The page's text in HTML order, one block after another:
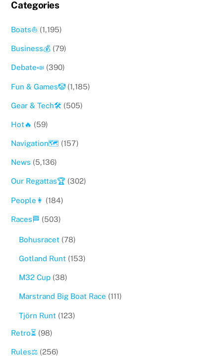
Categories
Boats⛵️ (1,195)
Business💰 (79)
Debate📣 (390)
Fun & Games🤡(1,185)
Gear & Tech🛠 (505)
Hot🔥 (59)
Navigation🗺 (157)
News (5,136)
Our Regattas🏆 (302)
People👩 (184)
Races🏁 (503)
Bohusracet(78)
Gotland Runt(153)
M32 Cup(38)
Marstrand Big Boat Race (111)
Tjörn Runt(123)
Retro⏳ (98)
Rules⚖️ (256)